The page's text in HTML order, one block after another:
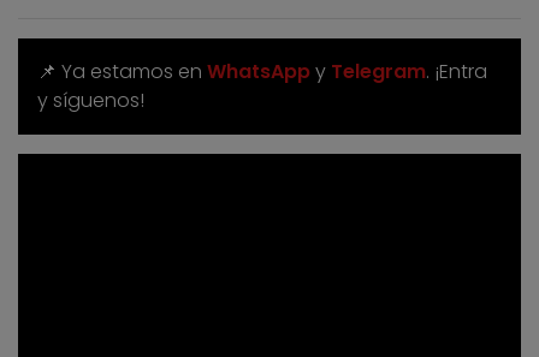
📌 Ya estamos en WhatsAppy Telegram. ¡Entra
y síguenos!